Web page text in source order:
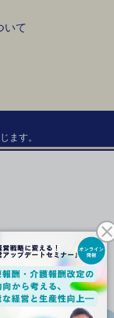
いて
ます。